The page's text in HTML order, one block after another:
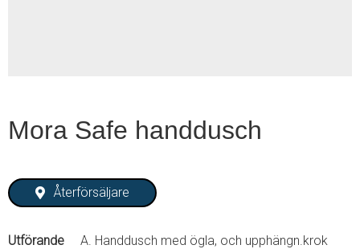
Mora Safe handdusch
Återförsäljare
Utförande
A. Handdusch med ögla, och upphängn.krok